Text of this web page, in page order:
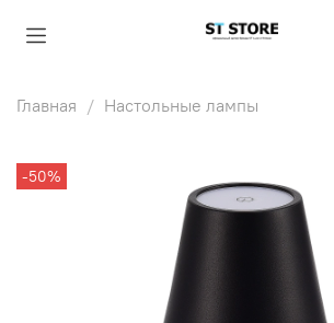
Главная Настольные лампы
-50%